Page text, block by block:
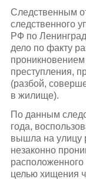
Следственным
следственного
РФ по
дело по факту
преступления,
(разбой,
в жилище).
По данным
года,
вышла на улицу
незаконно
расположенного
целью хищения